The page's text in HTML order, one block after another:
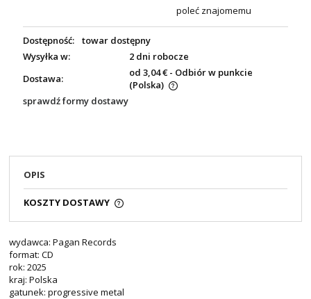
poleć znajomemu
Dostępność:
towar dostępny
Wysyłka w:
2 dni robocze
Dostawa:
od 3,04 € - Odbiór w punkcie
(Polska)
sprawdź formy dostawy
OPIS
KOSZTY DOSTAWY
wydawca: Pagan Records
format: CD
rok: 2025
kraj: Polska
gatunek: progressive metal